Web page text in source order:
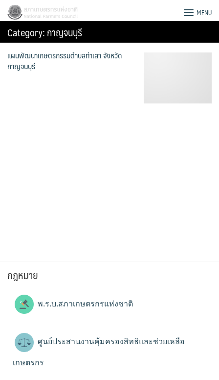
Skip
content
สภาเกษตรกรแห่งชาติ MENU
Category:กาญจนบุรี
แผนพัฒนาเกษตรกรรมตำบลท่าเสา จังหวัด
กาญจนบุรี
กฎหมาย
พ.ร.บ.สภาเกษตรกรแห่งชาติ
ศูนย์ประสานงานคุ้มครองสิทธิและช่วยเหลือ
เกษตรกร